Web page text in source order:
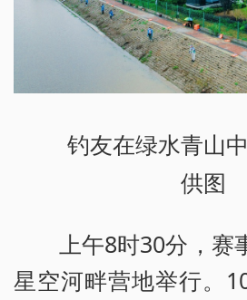
钓友在绿水青山
供图
上午8时30分，赛
星空河畔营地举行。